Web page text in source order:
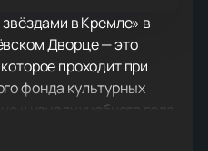
в Кремле» в
Дворце — это
проходит при
фонда культурных
к началу учебного года
эстрадного